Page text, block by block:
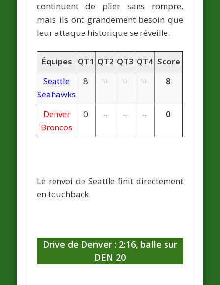
continuent de plier sans rompre,
mais ils ont grandement besoin que
leur attaque historique se réveille.
Équipes QT1 QT2 QT3 QT4 Score
Seattle
Seahawks
8 – – – 8
Denver
Broncos
0 – – – 0
Le renvoi de Seattle finit directement
en touchback.
Drive de Denver : 2:16, balle sur
DEN 20